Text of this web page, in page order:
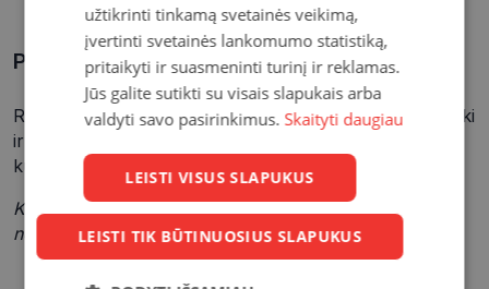
Prekės aprašymas
Rayovac Extra elementai klausos aparatams - kokybiški
ir ilgaamžiai, tinkami visiems klausos aparatams,
kuriuose naudojami elementai Nr.13.
Klausos aparatų priedams netaikomos nuolaidos ir
negalioja nuolaidų kuponai.
užtikrinti tinkamą svetainės veikimą,
įvertinti svetainės lankomumo statistiką,
pritaikyti ir suasmeninti turinį ir reklamas.
Jūs galite sutikti su visais slapukais arba
valdyti savo pasirinkimus. Skaityti daugiau
LEISTI VISUS SLAPUKUS
LEISTI TIK BŪTINUOSIUS SLAPUKUS